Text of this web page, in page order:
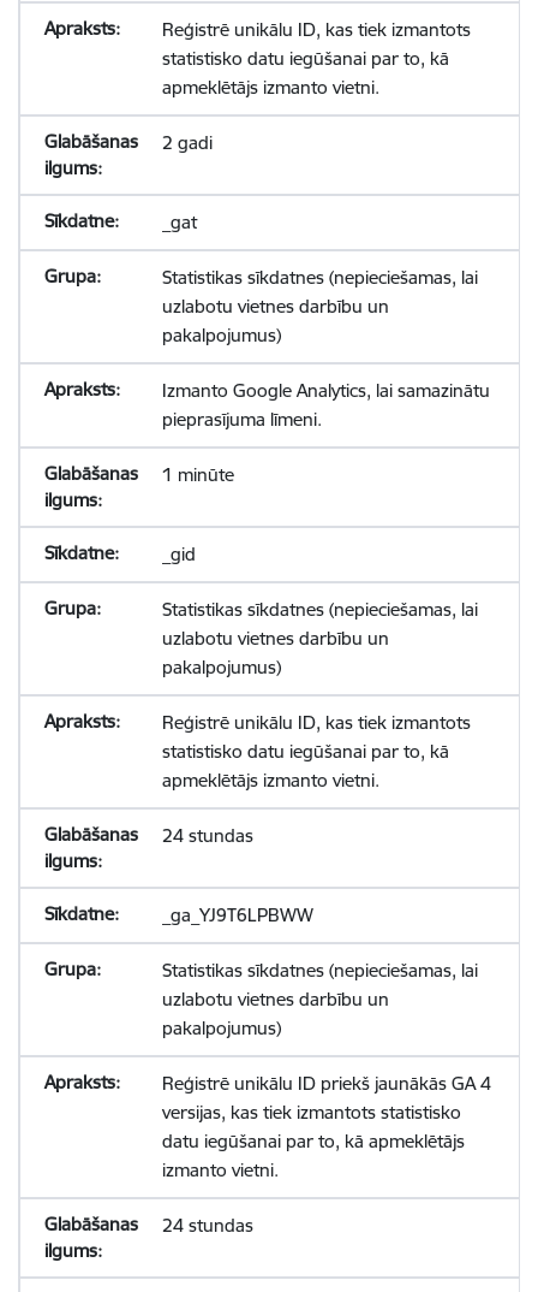
Reģistrē unikālu ID, kas tiek izmantots
statistisko datu iegūšanai par to, kā
apmeklētājs izmanto vietni.
2 gadi
_gat
Statistikas sīkdatnes (nepieciešamas, lai
uzlabotu vietnes darbību un
pakalpojumus)
Izmanto Google Analytics, lai samazinātu
pieprasījuma līmeni.
1 minūte
_gid
Statistikas sīkdatnes (nepieciešamas, lai
uzlabotu vietnes darbību un
pakalpojumus)
Reģistrē unikālu ID, kas tiek izmantots
statistisko datu iegūšanai par to, kā
apmeklētājs izmanto vietni.
24 stundas
_ga_YJ9T6LPBWW
Statistikas sīkdatnes (nepieciešamas, lai
uzlabotu vietnes darbību un
pakalpojumus)
Reģistrē unikālu ID priekš jaunākās GA 4
versijas, kas tiek izmantots statistisko
datu iegūšanai par to, kā apmeklētājs
izmanto vietni.
24 stundas